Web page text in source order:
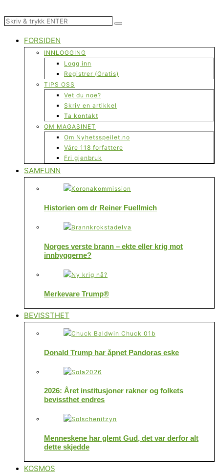
FORSIDEN
INNLOGGING
Logg inn
Registrer (Gratis)
TIPS OSS
Vet du noe?
Skriv en artikkel
Ta kontakt
OM MAGASINET
Om Nyhetsspeilet.no
Våre 118 forfattere
Fri gjenbruk
SAMFUNN
Historien om dr Reiner Fuellmich
Norges verste brann – ekte eller krig mot
innbyggerne?
Merkevare Trump®
BEVISSTHET
Donald Trump har åpnet Pandoras eske
2026: Året institusjoner rakner og folkets
bevissthet endres
Menneskene har glemt Gud, det var derfor alt
dette skjedde
KOSMOS